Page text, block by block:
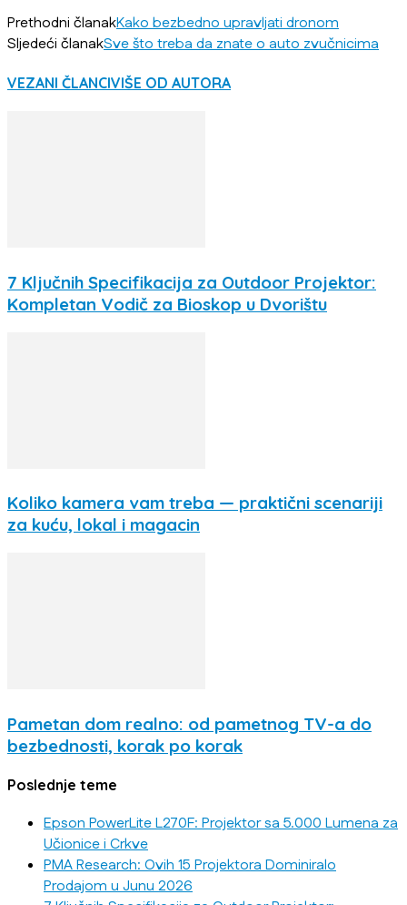
Prethodni članakKako bezbedno upravljati dronom
Sljedeći članakSve što treba da znate o auto zvučnicima
VEZANI ČLANCIVIŠE OD AUTORA
7 Ključnih Specifikacija za Outdoor Projektor:
Kompletan Vodič za Bioskop u Dvorištu
Koliko kamera vam treba — praktični scenariji
za kuću, lokal i magacin
Pametan dom realno: od pametnog TV-a do
bezbednosti, korak po korak
Poslednje teme
Epson PowerLite L270F: Projektor sa 5.000 Lumena za
Učionice i Crkve
PMA Research: Ovih 15 Projektora Dominiralo
Prodajom u Junu 2026